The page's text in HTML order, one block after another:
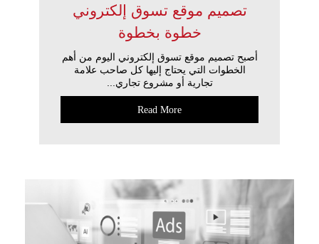
تصميم موقع تسوق إلكتروني
خطوة بخطوة
أصبح تصميم موقع تسوق إلكتروني اليوم من أهم
الخطوات التي يحتاج إليها كل صاحب علامة
تجارية أو مشروع تجاري...
Read More